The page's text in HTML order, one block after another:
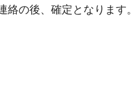
の後、確定となります。